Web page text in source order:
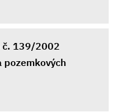
č. 139/2002
pozemkových